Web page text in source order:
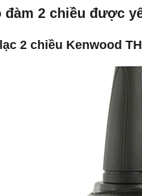
đàm 2 chiều được
2 chiều Kenwood